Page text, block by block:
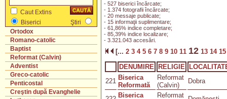
Caut Extins
Biserici
Ştiri
Ortodox
Romano-catolic
Baptist
Reformat (Calvin)
Adventist
Greco-catolic
Penticostal
Creştin după Evanghelie
- 527 biserici încărcate;
- 1.374 fotografii încărcate;
- 20 messaje publicate;
- 15 informaţii suplimentare;
- 61,86% indice completare;
- 85,39% indice localizare;
- 3.321.043 accesări.
[... 2 3 4 5 6 7 8 9 10 11 12 13 14
DENUMIRE
RELIGIE
221 Biserica
Reformată
Reformat
(Calvin)
Dobra
Biserica
Reformat